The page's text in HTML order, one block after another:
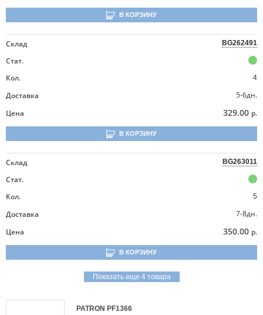
В КОРЗИНУ
Склад BG262491
Стат.
Кол.
4
Доставка
5-6дн.
Цена
329.00 р.
В КОРЗИНУ
Склад BG263011
Стат.
Кол.
5
Доставка
7-8дн.
Цена
350.00 р.
В КОРЗИНУ
Показать еще 4 товара
PATRON PF1366